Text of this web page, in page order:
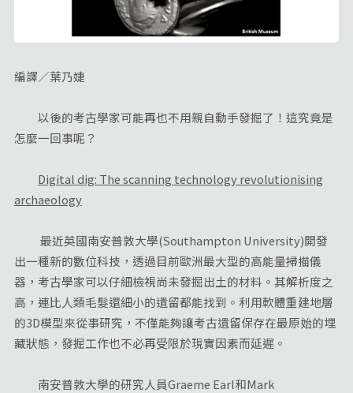
編譯／葉乃婕
以後的考古學家可能再也不用親自動手發掘了！這究竟是
怎麼一回事呢？
Digital dig: The scanning technology revolutionising
archaeology
最近英國南安普敦大學(Southampton University)開發
出一種新的數位科技，透過目前歐洲最大型的高能量掃描儀
器，考古學家可以仔細檢視尚未發掘出土的材料。其解析度之
高，連比人類毛髮還細小的遺留都能找到。利用軟體重建地層
的3D模型來從事研究，不僅能夠讓考古遺留保存在最原始的埋
藏狀態，發掘工作也不必再受限於現實因素而延遲。
南安普敦大學的研究人員Graeme Earl和Mark